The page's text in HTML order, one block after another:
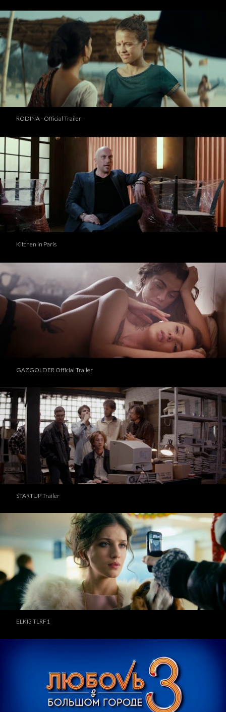
RODINA - Official Trailer
Kitchen in Paris
GAZGOLDER Official Trailer
STARTUP Trailer
ELKI3 TLRF1